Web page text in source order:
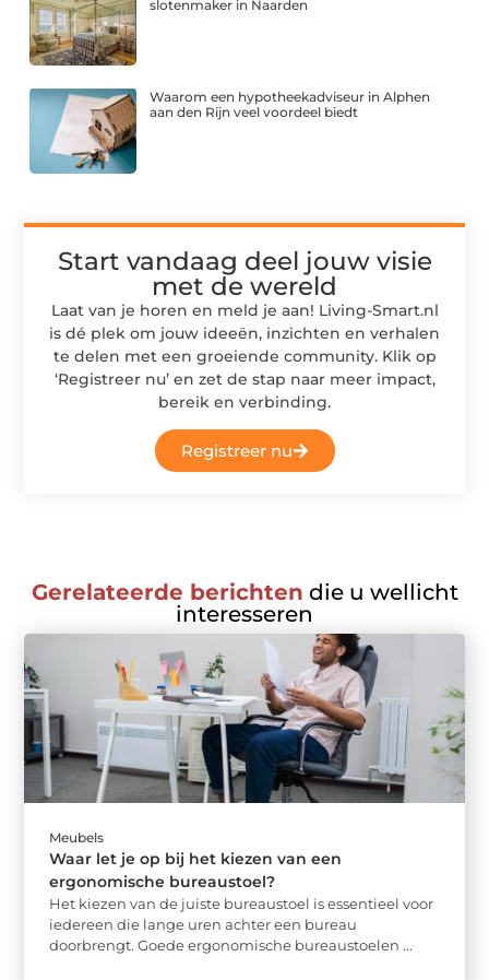
slotenmaker in Naarden
Waarom een hypotheekadviseur in Alphen
aan den Rijn veel voordeel biedt
Start vandaag deel jouw visie
met de wereld
Laat van je horen en meld je aan! Living-Smart.nl
is dé plek om jouw ideeën, inzichten en verhalen
te delen met een groeiende community. Klik op
‘Registreer nu’ en zet de stap naar meer impact,
bereik en verbinding.
Registreer nu
Gerelateerde berichten die u wellicht
interesseren
Meubels
Waar let je op bij het kiezen van een
ergonomische bureaustoel?
Het kiezen van de juiste bureaustoel is essentieel voor
iedereen die lange uren achter een bureau
doorbrengt. Goede ergonomische bureaustoelen ...